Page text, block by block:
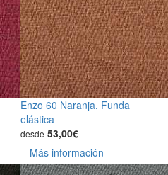
Enzo 60 Naranja. Funda
elástica
desde 53,00€
Más información